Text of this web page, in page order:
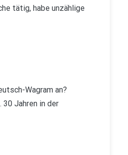
tätig, habe unzählige
Wagram an?
30 Jahren in der